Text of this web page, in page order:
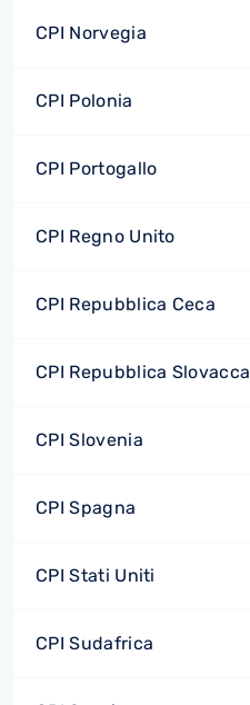
CPI Norvegia
CPI Polonia
CPI Portogallo
CPI Regno Unito
CPI Repubblica Ceca
CPI Repubblica Slovacca
CPI Slovenia
CPI Spagna
CPI Stati Uniti
CPI Sudafrica